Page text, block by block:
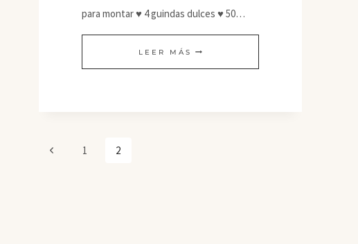
para montar ♥ 4 guindas dulces ♥ 50…
LEER MÁS BOCADITOS
DULCES
Navegación
Página
1 2